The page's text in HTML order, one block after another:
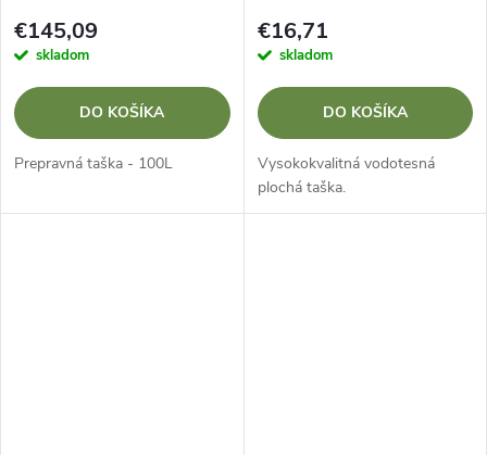
€145,09
skladom
DO KOŠÍKA
Prepravná taška - 100L
€16,71
skladom
DO KOŠÍKA
Vysokokvalitná vodotesná
plochá taška.